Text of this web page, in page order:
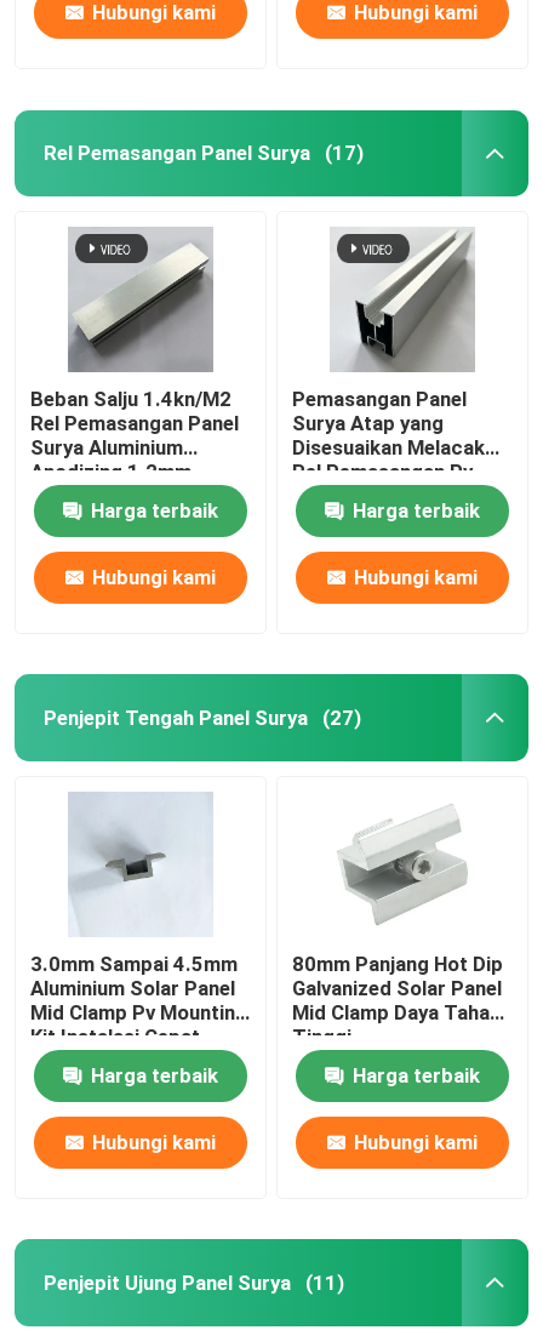
Hubungi kami Hubungi kami
Rel Pemasangan Panel Surya (17)
Beban Salju 1.4kn/M2
Rel Pemasangan Panel
Surya Aluminium
Anodizing 1.2mm
Harga terbaik
Hubungi kami
Pemasangan Panel
Surya Atap yang
Disesuaikan Melacak
Rel Pemasangan Pv
Surya Tahan Karat
Harga terbaik
Hubungi kami
Penjepit Tengah Panel Surya (27)
3.0mm Sampai 4.5mm
Aluminium Solar Panel
Mid Clamp Pv Mounting
Kit Instalasi Cepat
Harga terbaik
Hubungi kami
80mm Panjang Hot Dip
Galvanized Solar Panel
Mid Clamp Daya Tahan
Tinggi
Harga terbaik
Hubungi kami
Penjepit Ujung Panel Surya (11)